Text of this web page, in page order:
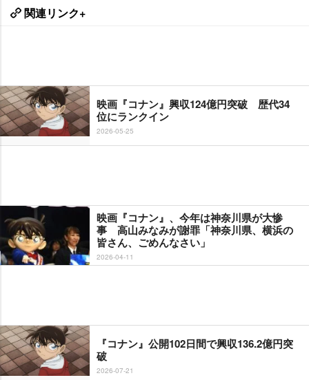
関連リンク+
映画『コナン』興収124億円突破 歴代34
位にランクイン
2026-05-25
映画『コナン』、今年は神奈川県が大惨
事 高山みなみが謝罪「神奈川県、横浜の
皆さん、ごめんなさい」
2026-04-11
『コナン』公開102日間で興収136.2億円突
破
2026-07-21